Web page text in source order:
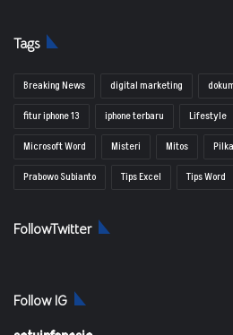
Tags
Breaking News digital marketing
fitur iphone 13
iphone terbaru Lifestyle
Microsoft Word
Misteri Mitos
Prabowo Subianto
Tips Excel Tips Word
FollowTwitter
Follow IG